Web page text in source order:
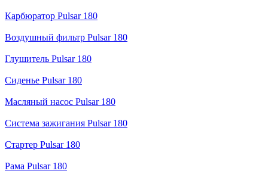
Карбюратор Pulsar 180
Воздушный фильтр Pulsar 180
Глушитель Pulsar 180
Сиденье Pulsar 180
Масляный насос Pulsar 180
Система зажигания Pulsar 180
Стартер Pulsar 180
Рама Pulsar 180